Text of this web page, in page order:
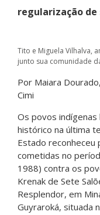
regularização
Tito e Miguela Vilhalva,
junto sua comunidade
Por Maiara
Cimi
Os povos
histórico na última
Estado reconheceu
cometidas no
1988) contra os
Krenak de Sete
Resplendor, em
Guyraroká, situada